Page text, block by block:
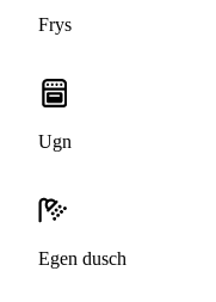
Frys
Ugn
Egen dusch